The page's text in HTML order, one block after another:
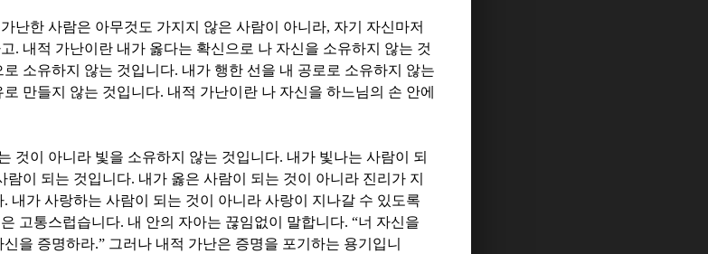
난한 사람은 아무것도 가지지 않은 사람이 아니라, 자기 자신마저
. 내적 가난이란 내가 옳다는 확신으로 나 자신을 소유하지 않는 것
소유하지 않는 것입니다. 내가 행한 선을 내 공로로 소유하지 않는
만들지 않는 것입니다. 내적 가난이란 나 자신을 하느님의 손 안에
것이 아니라 빛을 소유하지 않는 것입니다. 내가 빛나는 사람이 되
람이 되는 것입니다. 내가 옳은 사람이 되는 것이 아니라 진리가 지
. 내가 사랑하는 사람이 되는 것이 아니라 사랑이 지나갈 수 있도록
고통스럽습니다. 내 안의 자아는 끊임없이 말합니다. “너 자신을
신을 증명하라.” 그러나 내적 가난은 증명을 포기하는 용기입니